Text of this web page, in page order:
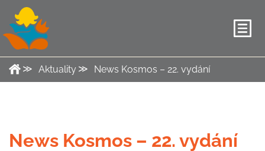
Aktuality News Kosmos – 22. vydání
News Kosmos – 22. vydání